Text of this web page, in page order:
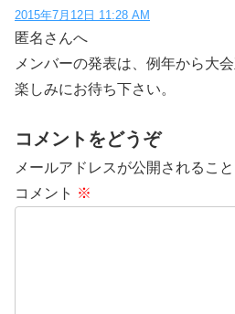
2015年7月12日 11:28 AM
匿名さんへ
メンバーの発表は、例年から大
楽しみにお待ち下さい。
コメントをどうぞ
メールアドレスが公開されること
コメント ※